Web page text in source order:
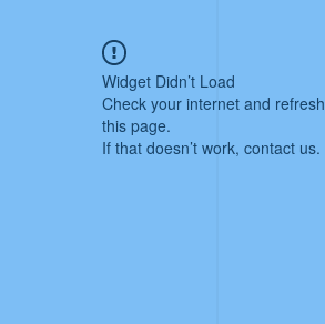
Widget Didn’t Load
Check your internet and refresh
this page.
If that doesn’t work, contact us.